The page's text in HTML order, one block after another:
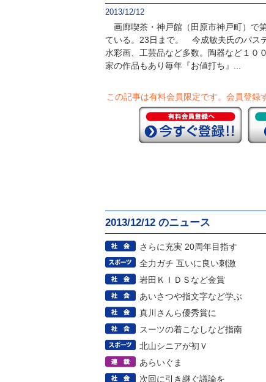
2013/12/12
画廊喫茶・神戸館（田原市神戸町）で
ている。23日まで。 今成敏夫氏のパス
水彩画、工芸品など多数。陶器など１０
家の作品もあり毎年『お値打ち』...
この記事は有料会員限定です。 会員登録
2013/12/12 のニュース
さらに充実 20周年目指す
全力ガチ 互いに良い刺激
岩田ＫＩＤＳなど金賞
あいさつや指文字など学ぶ
真川さんら優秀賞に
スーツの着こなしなど指南
北山シニアが初Ｖ
あらいぐま
次回に引き継ぐ議論を